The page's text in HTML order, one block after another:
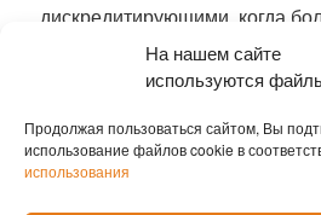
На нашем сайте
используются
Продолжая пользоваться сайтом, Вы
использование файлов cookie в
использования
дискредитирующими, когда
было отдано орангутангу. Его
местные блогеры и некоторые
контекст».